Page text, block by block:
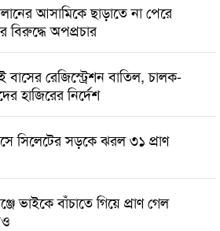
আসামিকে ছাড়াতে না পেরে
বিরুদ্ধে অপপ্রচার
বাসের রেজিস্ট্রেশন বাতিল, চালক-
হাজিরের নির্দেশ
সিলেটের সড়কে ঝরল ৩১ প্রাণ
ভাইকে বাঁচাতে গিয়ে প্রাণ গেল